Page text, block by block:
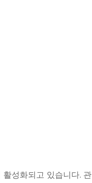
성화되고 있습니다. 관